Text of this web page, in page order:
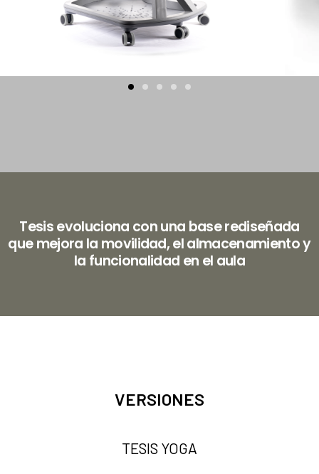
Tesis evoluciona con una base rediseñada
que mejora la movilidad, el almacenamiento y
la funcionalidad en el aula
VERSIONES
TESIS YOGA